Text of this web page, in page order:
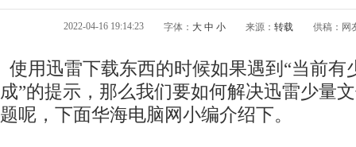
2022-04-16 19:14:23 字体： 大 中 小 来源： 转载 供稿：网
使用迅雷下载东西的时候如果遇到“当前有
成”的提示，那么我们要如何解决迅雷少量
题呢，下面华海电脑网小编介绍下。